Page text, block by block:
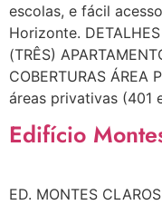
escolas, e fácil
Horizonte.
(TRÊS)
COBERTURAS ÁREA
áreas privativas (401
Edifício
ED. MONTES